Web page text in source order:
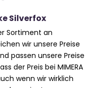
Silverfox
Sortiment an
wir unsere Preise
passen unsere Preise
der Preis bei MIMERA
wenn wir wirklich